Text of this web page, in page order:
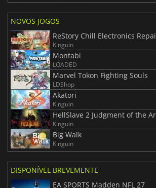
NOVOS JOGOS
ReStory Chill Electronics
Kinguin
Montabi
LOADED
Marvel Tokon Fighting Souls
LDShop
Akatori
Kinguin
HellSlave 2 Judgment of the
Kinguin
Big Walk
Kinguin
DISPONÍVEL BREVEMENTE
EA SPORTS Madden NFL 27